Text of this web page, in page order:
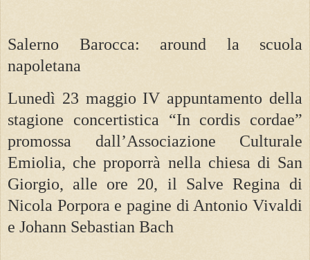
Salerno Barocca: around la scuola
napoletana
Lunedì 23 maggio IV appuntamento della
stagione concertistica “In cordis cordae”
promossa dall’Associazione Culturale
Emiolia, che proporrà nella chiesa di San
Giorgio, alle ore 20, il Salve Regina di
Nicola Porpora e pagine di Antonio Vivaldi
e Johann Sebastian Bach